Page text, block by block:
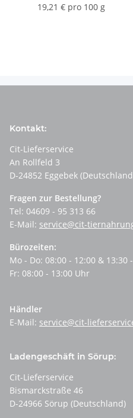
19,21 € pro 100 g
Kontakt:
Cit-Lieferservice
An Rollfeld 3
D-24852 Eggebek
Fragen zur Bestellung?
Tel: 04609 - 95 313 66
E-Mail: service@cit-
Bürozeiten:
Mo - Do: 08:00 - 12:00 & 13:30
Fr: 08:00 - 13:00 Uhr
Händler
E-Mail: service@cit-
Ladengeschäft in Sörup:
Cit-Lieferservice
Bismarckstraße 46
D-24966 Sörup (Deutschland)